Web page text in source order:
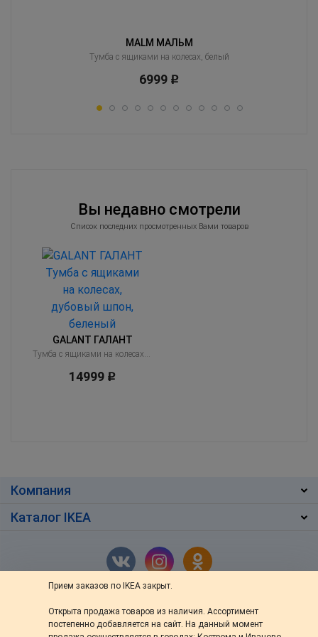
Прием заказов по IKEA закрыт.
Открыта продажа товаров из наличия. Ассортимент
постепенно добавляется на сайт. На данный момент
MALM МАЛЬМ
Тумба с ящиками на колесах, белый
6999 Р
Вы недавно смотрели
Список последних просмотренных Вами товаров
GALANT ГАЛАНТ
Тумба с ящиками на колесах, дубовый шпон, беленый
14999 Р
Компания
Каталог IKEA
г. Кострома,ул. Ив.Сусанина 48/76